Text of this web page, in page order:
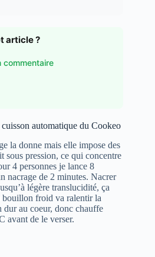
article ?
commentaire
automatique du Cookeo
la donne mais elle impose des
sous pression, ce qui concentre
4 personnes je lance 8
nacrage de 2 minutes. Nacrer
légère translucidité, ça
froid va ralentir la
dur au coeur, donc chauffe
avant de le verser.